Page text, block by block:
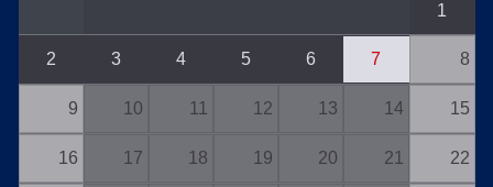
1
2 3 4 5 6 7 8
9 10 11 12 13 14 15
16 17 18 19 20 21 22